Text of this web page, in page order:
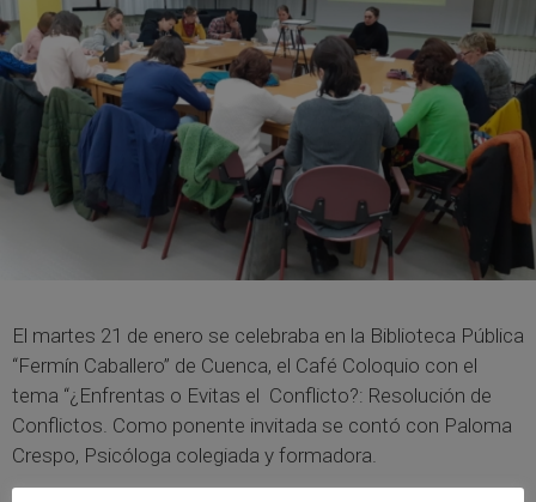
El martes 21 de enero se celebraba en la Biblioteca Pública
“Fermín Caballero” de Cuenca, el Café Coloquio con el
tema “¿Enfrentas o Evitas el Conflicto?: Resolución de
Conflictos. Como ponente invitada se contó con Paloma
Crespo, Psicóloga colegiada y formadora.